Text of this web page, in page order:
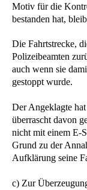
Motiv für die
bestanden hat,
Die Fahrtstrecke,
Polizeibeamten
auch wenn sie
gestoppt wurde.
Der Angeklagte
überrascht davon
nicht mit einem E-
Grund zu der
Aufklärung seine
c) Zur